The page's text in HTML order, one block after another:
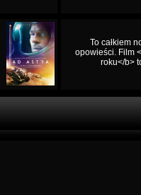
To całkiem
opowieści. Film
roku</b>